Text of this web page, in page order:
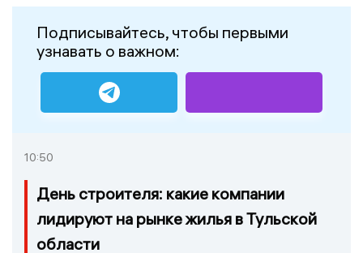
Подписывайтесь, чтобы первыми
узнавать о важном:
10:50
День строителя: какие компании
лидируют на рынке жилья в Тульской
области